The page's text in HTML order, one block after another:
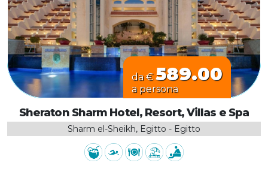
da €589.00
a persona
Sheraton Sharm Hotel, Resort, Villas e Spa
Sharm el-Sheikh, Egitto - Egitto